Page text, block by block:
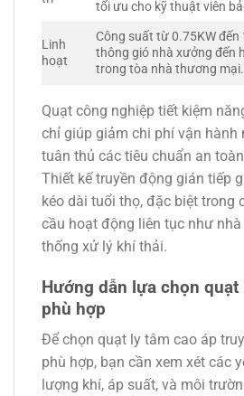
tối ưu cho kỹ thuật viên
Linh
hoạt
Công suất từ 0.75KW
thông gió nhà xưởng đến
trong tòa nhà thương mại.
Quạt công nghiệp tiết kiệm
chỉ giúp giảm chi phí vận hành
tuân thủ các tiêu chuẩn an
Thiết kế truyền động gián tiếp
kéo dài tuổi thọ, đặc biệt trong
cầu hoạt động liên tục như
thống xử lý khí thải.
Hướng dẫn lựa chọn quạt
phù hợp
Để chọn quạt ly tâm cao áp
phù hợp, bạn cần xem xét các
lượng khí, áp suất, và môi